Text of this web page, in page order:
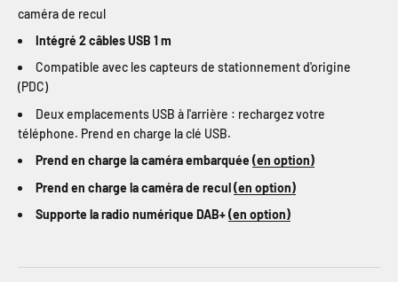
caméra de recul
Intégré 2 câbles USB 1 m
Compatible avec les capteurs de stationnement d'origine
(PDC)
Deux emplacements USB à l'arrière : rechargez votre
téléphone. Prend en charge la clé USB.
Prend en charge la caméra embarquée (en option)
Prend en charge la caméra de recul(en option)
Supporte la radio numérique DAB+(en option)